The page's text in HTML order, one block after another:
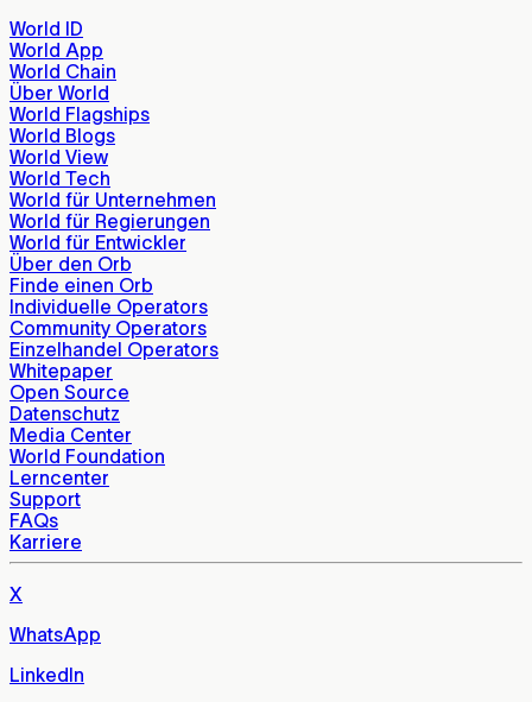
World ID
World App
World Chain
Über World
World Flagships
World Blogs
World View
World Tech
World für Unternehmen
World für Regierungen
World für Entwickler
Über den Orb
Finde einen Orb
Individuelle Operators
Community Operators
Einzelhandel Operators
Whitepaper
Open Source
Datenschutz
Media Center
World Foundation
Lerncenter
Support
FAQs
Karriere
X
WhatsApp
LinkedIn